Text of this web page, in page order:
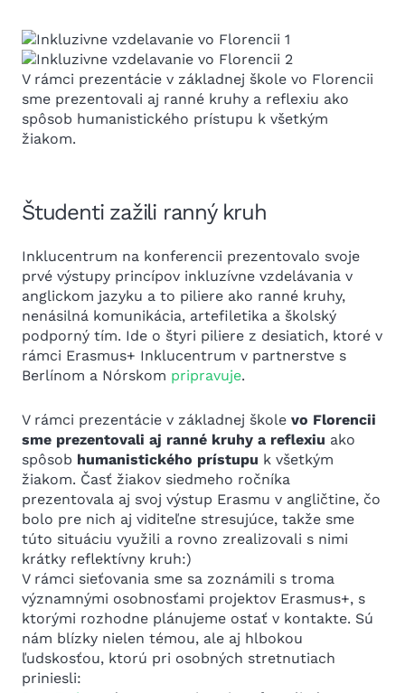
V rámci prezentácie v základnej škole vo Florencii
sme prezentovali aj ranné kruhy a reflexiu ako
spôsob humanistického prístupu k všetkým
žiakom.
Študenti zažili ranný kruh
Inklucentrum na konferencii prezentovalo svoje
prvé výstupy princípov inkluzívne vzdelávania v
anglickom jazyku a to piliere ako ranné kruhy,
nenásilná komunikácia, artefiletika a školský
podporný tím. Ide o štyri piliere z desiatich, ktoré v
rámci Erasmus+ Inklucentrum v partnerstve s
Berlínom a Nórskom pripravuje.
V rámci prezentácie v základnej škole vo Florencii
sme prezentovali aj ranné kruhy a reflexiu ako
spôsob humanistického prístupu k všetkým
žiakom. Časť žiakov siedmeho ročníka
prezentovala aj svoj výstup Erasmu v angličtine, čo
bolo pre nich aj viditeľne stresujúce, takže sme
túto situáciu využili a rovno zrealizovali s nimi
krátky reflektívny kruh:)
V rámci sieťovania sme sa zoznámili s troma
významnými osobnosťami projektov Erasmus+, s
ktorými rozhodne plánujeme ostať v kontakte. Sú
nám blízky nielen témou, ale aj hlbokou
ľudskosťou, ktorú pri osobných stretnutiach
priniesli: